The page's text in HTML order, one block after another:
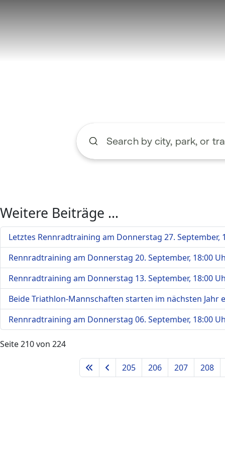
Weitere Beiträge …
Letztes Rennradtraining am Donnerstag 27. September,
Rennradtraining am Donnerstag 20. September, 18:00
Rennradtraining am Donnerstag 13. September, 18:00
Beide Triathlon-Mannschaften starten im nächsten Jahr
Rennradtraining am Donnerstag 06. September, 18:00
Seite 210 von 224
205 206 207 208